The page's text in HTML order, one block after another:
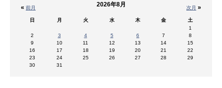
« 前月 次月 »
2026年8月
日 月 火 水 木 金
土
1
2
3 4 5 6 7
8
9
10 11 12 13 14
15
16
17 18 19 20 21
22
23
24 25 26 27 28
29
30
31